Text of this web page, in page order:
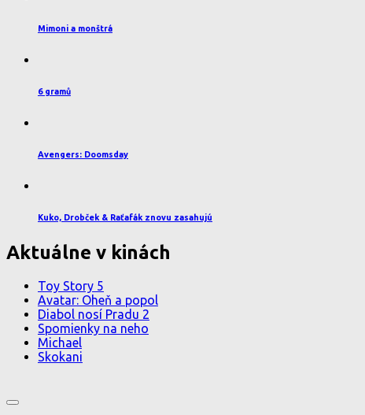
Mimoni a monštrá
6 gramů
Avengers: Doomsday
Kuko, Drobček & Raťafák znovu zasahujú
Aktuálne v kinách
Toy Story 5
Avatar: Oheň a popol
Diabol nosí Pradu 2
Spomienky na neho
Michael
Skokani